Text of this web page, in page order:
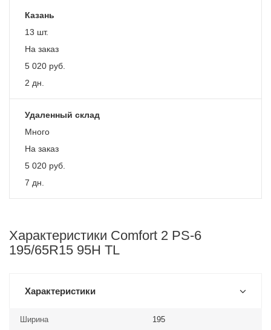
Казань
13 шт.
На заказ
5 020 руб.
2 дн.
Удаленный склад
Много
На заказ
5 020 руб.
7 дн.
Характеристики Comfort 2 PS-6
195/65R15 95H TL
Характеристики
Ширина 195